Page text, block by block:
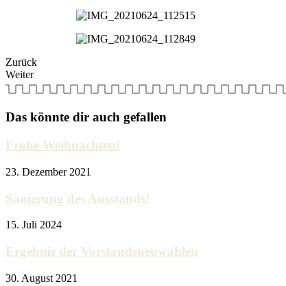
Zurück
Weiter
Das könnte dir auch gefallen
Frohe Weihnachten!
23. Dezember 2021
Sanierung des Ausstands!
15. Juli 2024
Ergebnis der Vorstandsneuwahlen
30. August 2021